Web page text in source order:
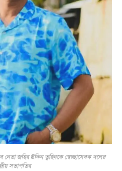
নেতা জহির উদ্দিন তুহিনকে স্বেচ্ছাসেবক দলের
সভাপতির